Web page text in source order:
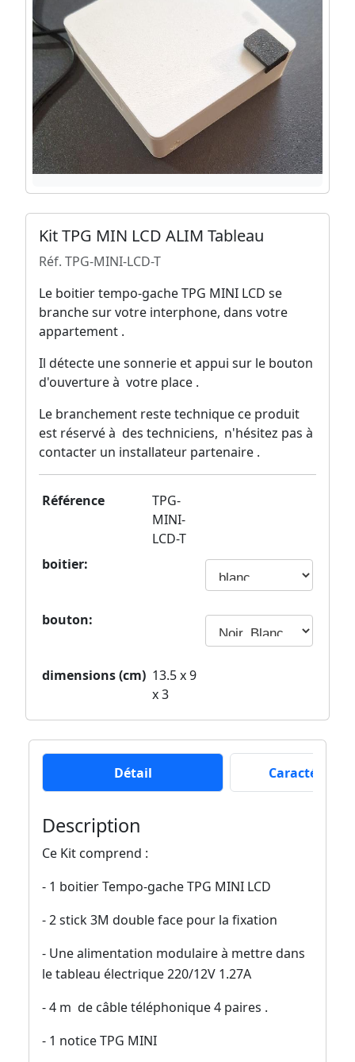
Kit TPG MIN LCD ALIM Tableau
Réf. TPG-MINI-LCD-T
Le boitier tempo-gache TPG MINI LCD se
branche sur votre interphone, dans votre
appartement .
Il détecte une sonnerie et appui sur le bouton
d'ouverture à votre place .
Le branchement reste technique ce produit
est réservé à des techniciens, n'hésitez pas à
contacter un installateur partenaire .
Référence
TPG-
MINI-
LCD-T
boitier:
bouton:
dimensions (cm) 13.5 x 9
x 3
Détail
Description
Ce Kit comprend :
- 1 boitier Tempo-gache TPG MINI LCD
- 2 stick 3M double face pour la fixation
- Une alimentation modulaire à mettre dans
le tableau électrique 220/12V 1.27A
- 4 m de câble téléphonique 4 paires .
- 1 notice TPG MINI